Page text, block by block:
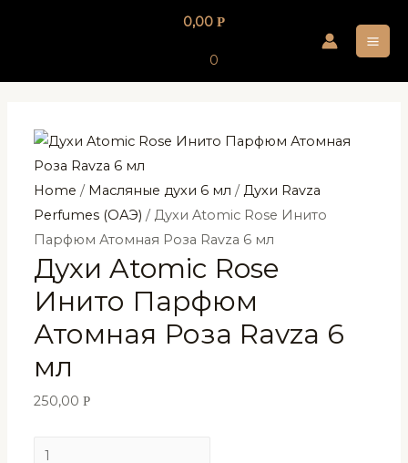
0,00 Р
0
Home / Масляные духи 6 мл /Духи Ravza
Perfumes (ОАЭ) / Духи Atomic Rose Инито
Парфюм Атомная Роза Ravza 6 мл
Духи Atomic Rose
Инито Парфюм
Атомная Роза Ravza 6
мл
250,00Р
Духи